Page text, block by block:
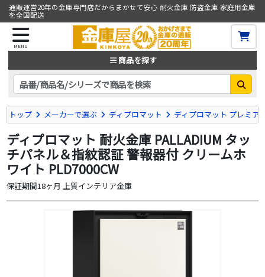
通販運営20年の金庫専門店だからまかせて安心 耐火金庫 防盗金庫 家庭用金庫
を全国配送
MENU
商品を探す
トップ メーカーで選ぶ ディプロマット ディプロマット プレミア
ディプロマット 耐火金庫 PALLADIUM タッ
チパネル＆指紋認証 警報器付 クリームホ
ワイト PLD7000CW
保証期間18ヶ月 上質インテリア金庫